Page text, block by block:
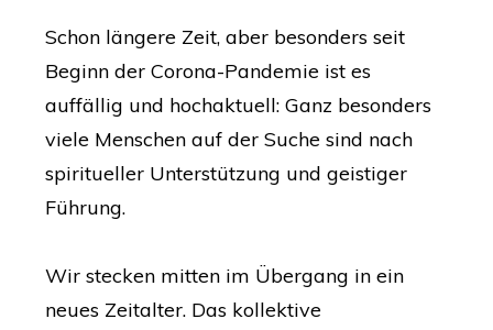
Schon längere Zeit, aber besonders seit
Beginn der Corona-Pandemie ist es
auffällig und hochaktuell: Ganz besonders
viele Menschen auf der Suche sind nach
spiritueller Unterstützung und geistiger
Führung.
Wir stecken mitten im Übergang in ein
neues Zeitalter. Das kollektive